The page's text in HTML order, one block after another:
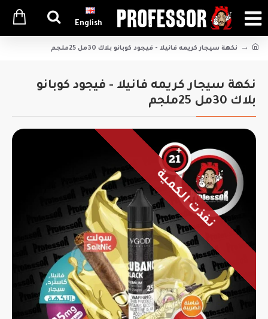
English
نكهة سيجار كريمه فانيلا - فيجود كوبانو بلاك 30مل 25ملجم
نكهة سيجار كريمه فانيلا - فيجود كوبانو
بلاك 30مل 25ملجم
نفذت الكمية